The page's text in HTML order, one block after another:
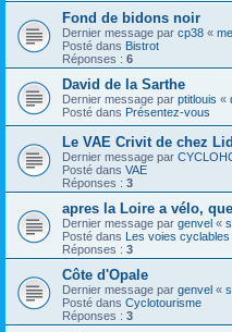
Fond de bidons noir
Dernier message par cp38 «
Posté dans Bistrot
Réponses : 6
David de la Sarthe
Dernier message par ptitlouis «
Posté dans Présentez-vous
Le VAE Crivit de chez
Dernier message par
Posté dans VAE
Réponses : 3
apres la Loire a vélo,
Dernier message par genvel «
Posté dans Les voies cyclables
Réponses : 3
Côte d'Opale
Dernier message par genvel «
Posté dans Cyclotourisme
Réponses : 3